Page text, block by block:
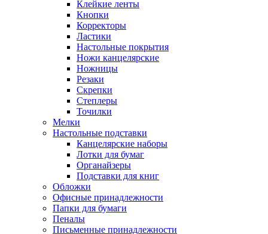
Клейкие ленты
Кнопки
Корректоры
Ластики
Настольные покрытия
Ножи канцелярские
Ножницы
Резаки
Скрепки
Степлеры
Точилки
Мелки
Настольные подставки
Канцелярские наборы
Лотки для бумаг
Органайзеры
Подставки для книг
Обложки
Офисные принадлежности
Папки для бумаги
Пеналы
Письменные принадлежности